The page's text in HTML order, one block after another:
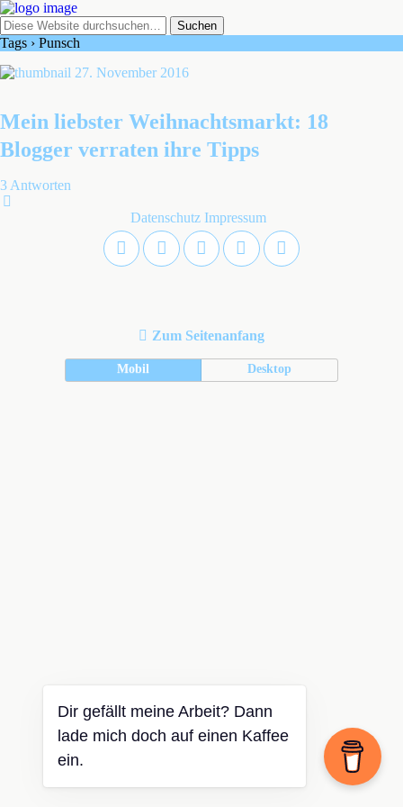
Tags › Punsch
27. November 2016
Mein liebster Weihnachtsmarkt: 18
Blogger verraten ihre Tipps
3 Antworten
Datenschutz Impressum
Zum Seitenanfang
Mobil Desktop
Dir gefällt meine Arbeit? Dann
lade mich doch auf einen Kaffee
ein.